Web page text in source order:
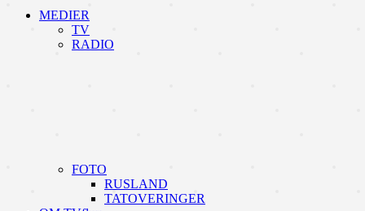
MEDIER
TV
RADIO
FOTO
RUSLAND
TATOVERINGER